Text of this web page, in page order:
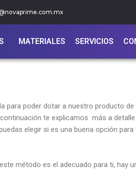
MATERIALES SERVICIOS
para poder dotar a nuestro producto
te explicamos más a
elegir si es una buena opción
método es el adecuado para ti, hay